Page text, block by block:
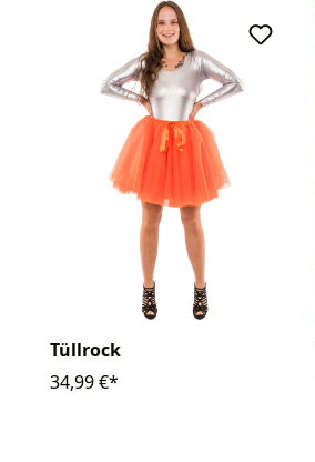
Tüllrock
34,99 €*